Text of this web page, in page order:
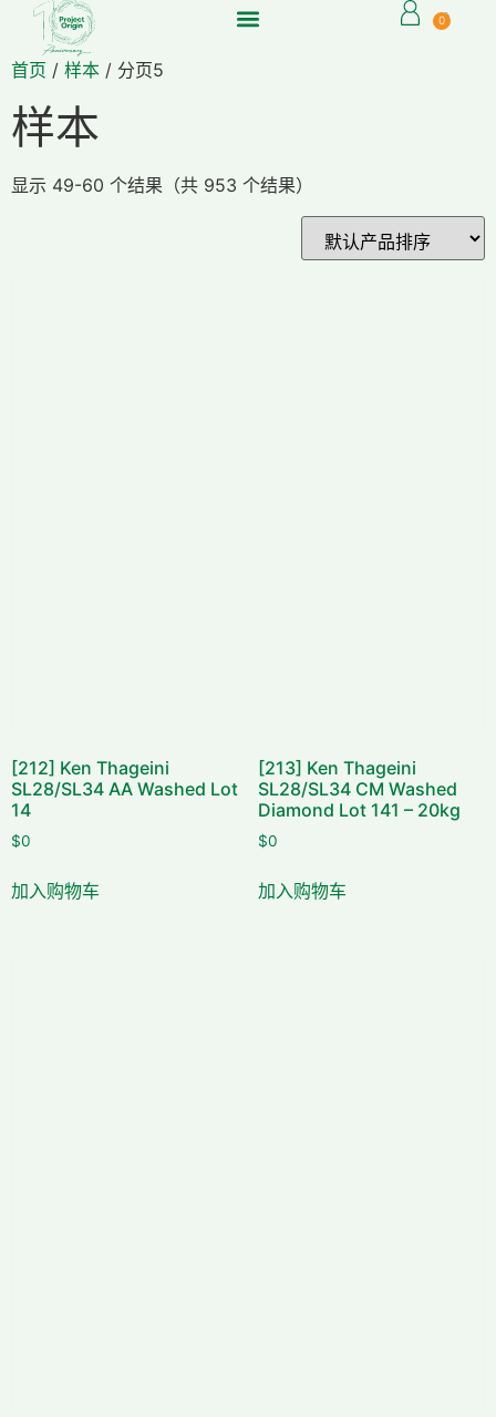
0
首页 / 样本 / 分页5
样本
显示 49-60 个结果（共 953 个结果）
[212] Ken Thageini
SL28/SL34 AA Washed Lot
14
$0
加入购物车
[213] Ken Thageini
SL28/SL34 CM Washed
Diamond Lot 141 – 20kg
$0
加入购物车